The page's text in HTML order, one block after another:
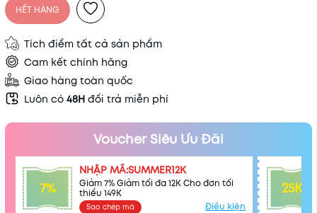
HẾT HÀNG
Tích điểm tất cả sản phẩm
Cam kết chính hãng
Giao hàng toàn quốc
Luôn có 48H đổi trả miễn phí
Voucher Siêu Ưu Đãi
7%
NHẬP MÃ:SUMMER12K
Giảm 7% Giảm tối đa 12K Cho đơn tối
thiểu 149K
Sao chép mã Điều kiện
25K